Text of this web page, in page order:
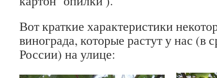
Вот краткие характеристики
винограда, которые растут у нас (в
России) на улице: